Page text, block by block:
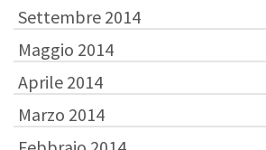
Settembre 2014
Maggio 2014
Aprile 2014
Marzo 2014